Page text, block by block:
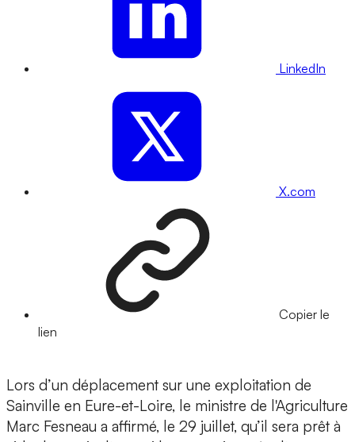
LinkedIn
X.com
Copier le
lien
Lors d’un déplacement sur une exploitation de
Sainville en Eure-et-Loire, le ministre de l'Agriculture
Marc Fesneau a affirmé, le 29 juillet, qu’il sera prêt à